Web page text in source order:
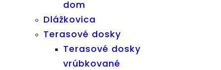
dom
Dlážkovica
Terasové dosky
Terasové dosky
vrúbkované